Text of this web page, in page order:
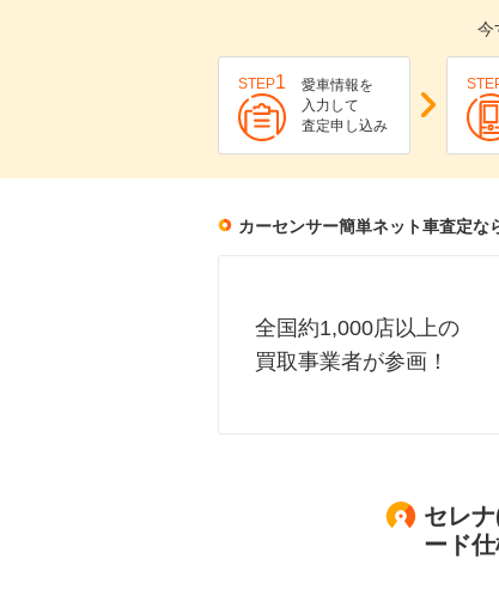
今
STEP1
愛車情報を
入力して
査定申し込み
カーセンサー簡単ネット車査定な
全国約1,000店以上の
買取事業者が参画！
セレ
ード